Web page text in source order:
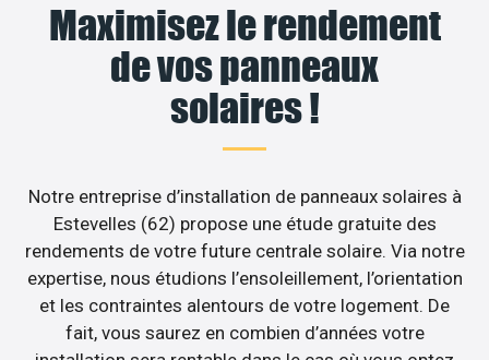
Maximisez le rendement
de vos panneaux
solaires !
Notre entreprise d’installation de panneaux solaires à
Estevelles (62) propose une étude gratuite des
rendements de votre future centrale solaire. Via notre
expertise, nous étudions l’ensoleillement, l’orientation
et les contraintes alentours de votre logement. De
fait, vous saurez en combien d’années votre